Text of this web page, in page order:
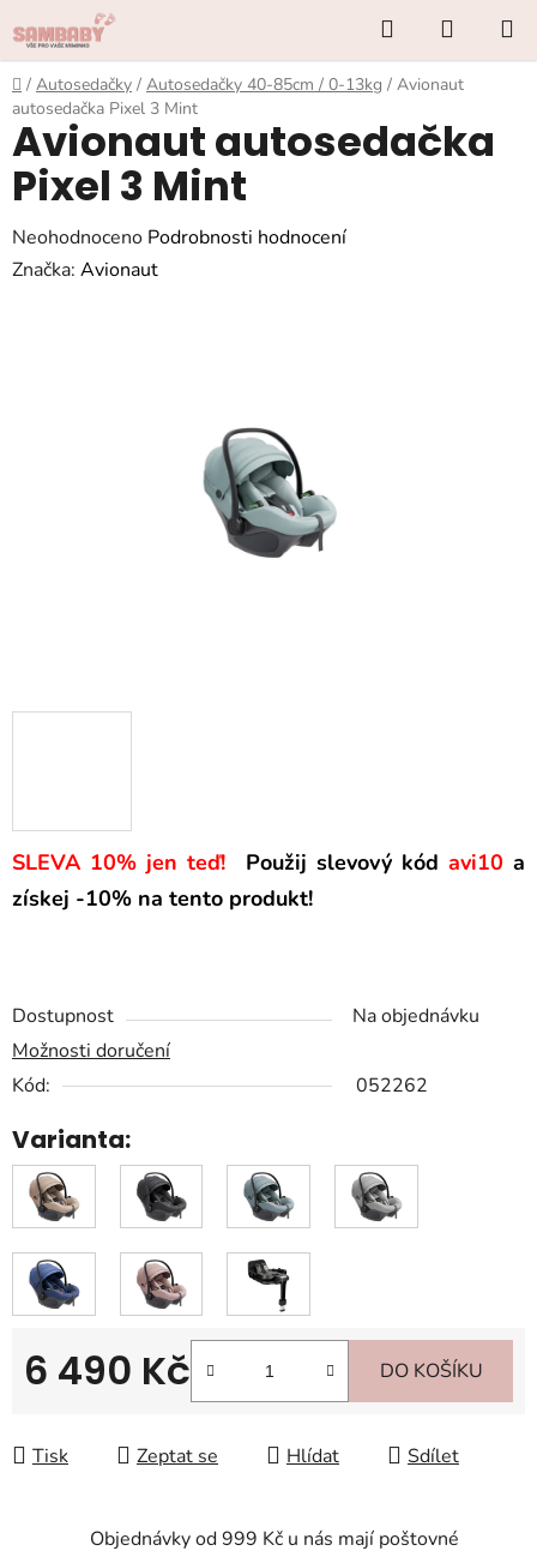
na
obsah
Hledat
KOŠÍK
Domů
/ Autosedačky / Autosedačky 40-85cm / 0-13kg / Avionaut
autosedačka Pixel 3 Mint
SLEVA 10% jen teď! Použij slevový kód avi10 a
získej -10% na tento produkt!
Dostupnost
Na objednávku
Možnosti doručení
Kód:
052262
Varianta:
6 490 Kč DO KOŠÍKU
Tisk Zeptat se Hlídat Sdílet
Avionaut autosedačka
Pixel 3 Mint
Průměrné
hodnocení
Neohodnoceno Podrobnosti hodnocení
Značka: Avionaut
Objednávky od 999 Kč u nás mají poštovné